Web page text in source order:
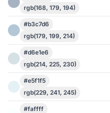
rgb(168, 179, 194)
#b3c7d6
rgb(179, 199, 214)
#d6e1e6
rgb(214, 225, 230)
#e5f1f5
rgb(229, 241, 245)
#faffff